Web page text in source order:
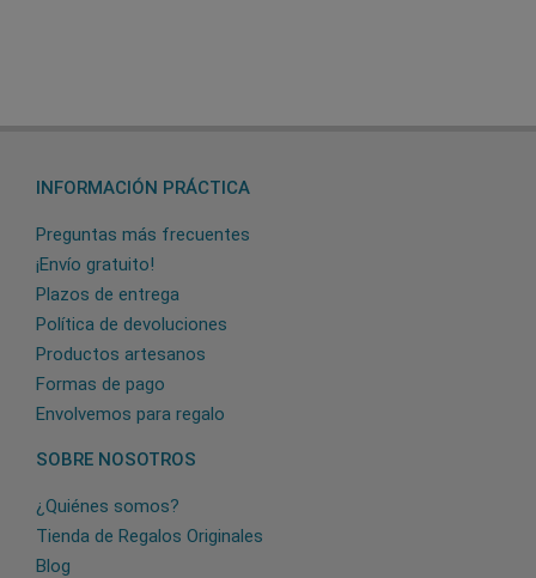
INFORMACIÓN PRÁCTICA
Preguntas más frecuentes
¡Envío gratuito!
Plazos de entrega
Política de devoluciones
Productos artesanos
Formas de pago
Envolvemos para regalo
SOBRE NOSOTROS
¿Quiénes somos?
Tienda de Regalos Originales
Blog